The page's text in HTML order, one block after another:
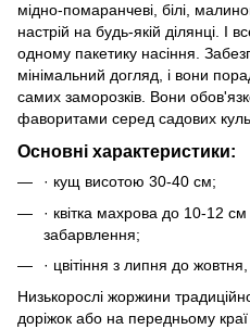
мідно-помаранчеві, білі,
настрій на будь-якій ділянці. І
одному пакетику насіння.
мінімальний догляд, і вони
самих заморозків. Вони
фаворитами серед садових
Основні характеристики:
· кущ висотою 30-40 см;
· квітка махрова до 10-12 см
забарвлення;
· цвітіння з липня до жовтня,
Низькорослі жоржини
доріжок або на передньому